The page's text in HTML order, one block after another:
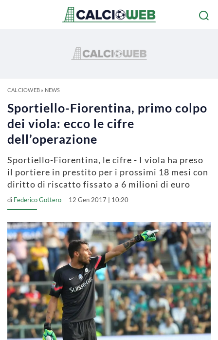
CALCIOWEB» NEWS
Sportiello-Fiorentina, primo colpo
dei viola: ecco le cifre
dell’operazione
Sportiello-Fiorentina, le cifre - I viola ha preso
il portiere in prestito per i prossimi 18 mesi con
diritto di riscatto fissato a 6 milioni di euro
di Federico Gottero 12 Gen 2017 | 10:20